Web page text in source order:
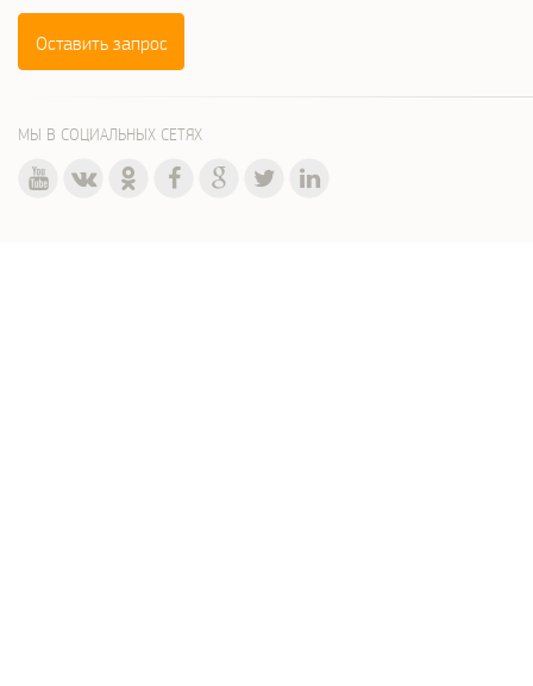
Оставить запрос
МЫ В СОЦИАЛЬНЫХ СЕТЯХ